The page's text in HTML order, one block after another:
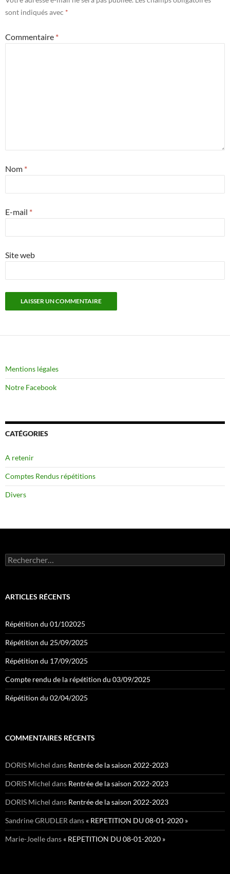
sont indiqués avec *
Commentaire *
Nom *
E-mail *
Site web
Mentions légales
Notre Facebook
CATÉGORIES
A retenir
Comptes Rendus répétitions
Divers
Rechercher :
ARTICLES RÉCENTS
Répétition du 01/102025
Répétition du 25/09/2025
Répétition du 17/09/2025
Compte rendu de la répétition du 03/09/2025
Répétition du 02/04/2025
COMMENTAIRES RÉCENTS
DORIS Michel dans Rentrée de la saison 2022-2023
DORIS Michel dans Rentrée de la saison 2022-2023
DORIS Michel dans Rentrée de la saison 2022-2023
Sandrine GRUDLER dans « REPETITION DU 08-01-2020 »
Marie-Joelledans « REPETITION DU 08-01-2020 »